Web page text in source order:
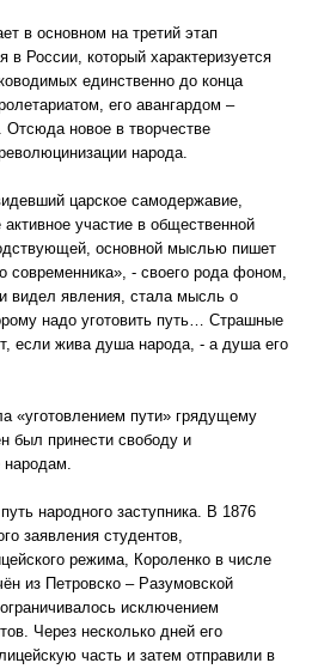
в основном на третий этап
в России, который характеризуется
единственно до конца
его авангардом –
Отсюда новое в творчестве
народа.
царское самодержавие,
участие в общественной
основной мыслью пишет
современника», - своего рода фоном,
видел явления, стала мысль о
надо уготовить путь… Страшные
если жива душа народа, - а душа его
«уготовлением пути» грядущему
был принести свободу и
народам.
народного заступника. В 1876
заявления студентов,
режима, Короленко в числе
из Петровско – Разумовской
исключением
Через несколько дней его
часть и затем отправили в